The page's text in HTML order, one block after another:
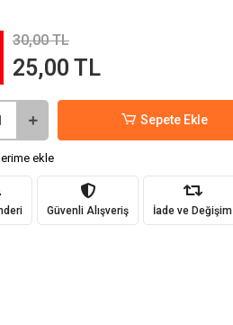
30,00 TL
25,00 TL
Sepete Ekle
ekle
Güvenli Alışveriş İade ve Değişim